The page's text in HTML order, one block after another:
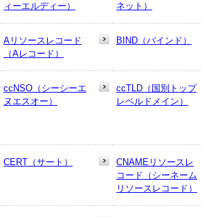
ィーエルディー）
ネット）
Aリソースレコード
（Aレコード）
BIND（バインド）
ccNSO（シーシーエ
ヌエスオー）
ccTLD（国別トップ
レベルドメイン）
CERT（サート）
CNAMEリソースレ
コード（シーネーム
リソースレコード）